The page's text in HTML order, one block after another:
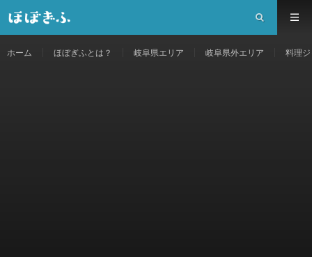
ホーム ほぼぎふとは？ 岐阜県エリア 岐阜県外エリア 料理